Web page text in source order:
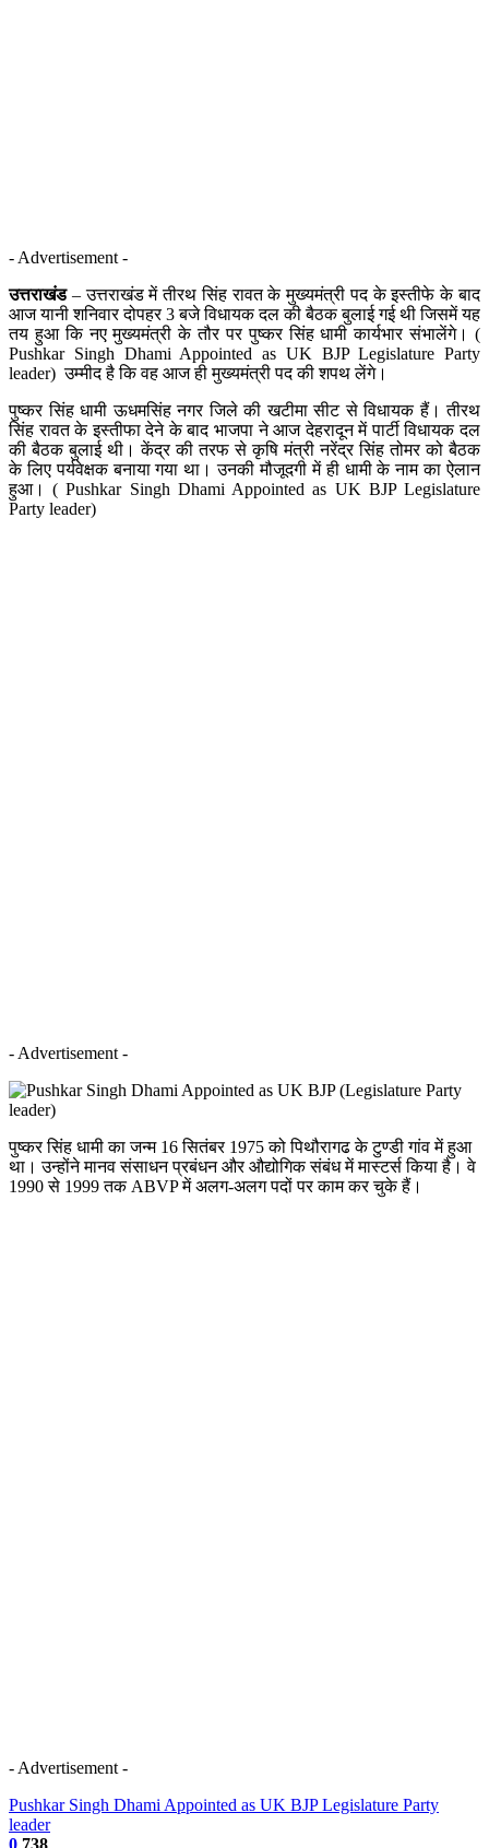
- Advertisement -
उत्तराखंड– उत्तराखंड में तीरथ सिंह रावत के मुख्यमंत्री पद के इस्तीफे के बाद
आज यानी शनिवार दोपहर 3 बजे विधायक दल की बैठक बुलाई गई थी जिसमें यह
तय हुआ कि नए मुख्यमंत्री के तौर पर पुष्कर सिंह धामी कार्यभार संभालेंगे। (
Pushkar Singh Dhami Appointed as UK BJP Legislature Party
leader) उम्मीद है कि वह आज ही मुख्यमंत्री पद की शपथ लेंगे।
पुष्कर सिंह धामी ऊधमसिंह नगर जिले की खटीमा सीट से विधायक हैं। तीरथ
सिंह रावत के इस्तीफा देने के बाद भाजपा ने आज देहरादून में पार्टी विधायक दल
की बैठक बुलाई थी। केंद्र की तरफ से कृषि मंत्री नरेंद्र सिंह तोमर को बैठक
के लिए पर्यवेक्षक बनाया गया था। उनकी मौजूदगी में ही धामी के नाम का ऐलान
हुआ। ( Pushkar Singh Dhami Appointed as UK BJP Legislature
Party leader)
- Advertisement -
पुष्कर सिंह धामी का जन्म 16 सितंबर 1975 को पिथौरागढ के टुण्डी गांव में हुआ
था। उन्होंने मानव संसाधन प्रबंधन और औद्योगिक संबंध में मास्टर्स किया है। वे
1990 से 1999 तक ABVP में अलग-अलग पदों पर काम कर चुके हैं।
- Advertisement -
Pushkar Singh Dhami Appointed as UK BJP Legislature Party
leader
0 738